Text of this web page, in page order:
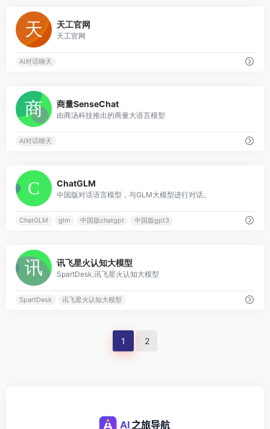
天工官网
天工官网
AI对话聊天
商量SenseChat
由商汤科技推出的商量大语言模型
AI对话聊天
ChatGLM
中国版对话语言模型，与GLM大模型进行对话。
ChatGLM glm 中国版chatgpt 中国版gpt3
讯飞星火认知大模型
SpartDesk,讯飞星火认知大模型
SpartDesk 讯飞星火认知大模型
1 2